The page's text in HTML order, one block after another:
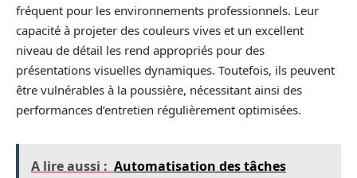
fréquent pour les environnements professionnels. Leur
capacité à projeter des couleurs vives et un excellent
niveau de détail les rend appropriés pour des
présentations visuelles dynamiques. Toutefois, ils peuvent
être vulnérables à la poussière, nécessitant ainsi des
performances d’entretien régulièrement optimisées.
A lire aussi : Automatisation des tâches